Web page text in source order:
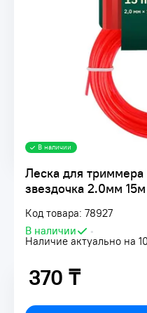
Леска для
звездочка 2.0мм
Код товара: 78927
В наличии
•
Наличие актуально на
В наличии
370 ₸
370 ₸